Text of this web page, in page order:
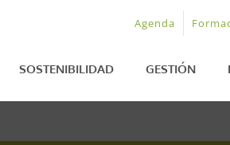
Agenda
SOSTENIBILIDAD GESTIÓN